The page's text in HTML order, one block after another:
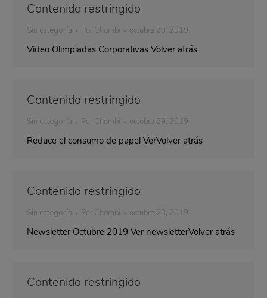
Contenido restringido
Sin categoría Por Chombi octubre 29, 2019
Vídeo Olimpiadas Corporativas Volver atrás
Contenido restringido
Sin categoría Por Chombi octubre 29, 2019
Reduce el consumo de papel VerVolver atrás
Contenido restringido
Sin categoría Por Chombi octubre 28, 2019
Newsletter Octubre 2019 Ver newsletterVolver atrás
Contenido restringido